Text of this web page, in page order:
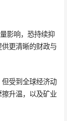
影响，恐持续抑
更清晰的财政与
受到全球经济动
升温，以及矿业